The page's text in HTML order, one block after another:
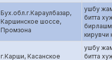
Бух.обл.г.Караулбазар,
Каршинское шоссе,
Промзона
ушбу
битта
г.Карши, Касанское
ушбу
битта